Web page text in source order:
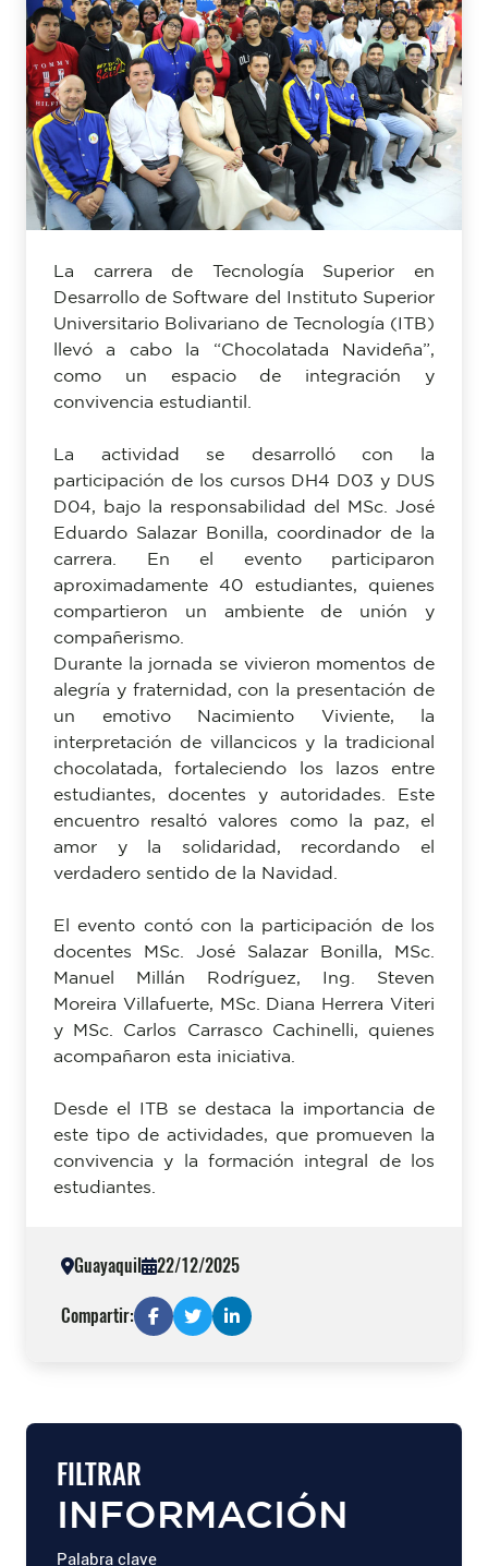
FILTRAR
INFORMACIÓN
Palabra clave
Previous Next
La carrera de Tecnología Superior en
Desarrollo de Software del Instituto Superior
Universitario Bolivariano de Tecnología (ITB)
llevó a cabo la “Chocolatada Navideña”,
como un espacio de integración y
convivencia estudiantil.
La actividad se desarrolló con la
participación de los cursos DH4 D03 y DUS
D04, bajo la responsabilidad del MSc. José
Eduardo Salazar Bonilla, coordinador de la
carrera. En el evento participaron
aproximadamente 40 estudiantes, quienes
compartieron un ambiente de unión y
compañerismo.
Durante la jornada se vivieron momentos de
alegría y fraternidad, con la presentación de
un emotivo Nacimiento Viviente, la
interpretación de villancicos y la tradicional
chocolatada, fortaleciendo los lazos entre
estudiantes, docentes y autoridades. Este
encuentro resaltó valores como la paz, el
amor y la solidaridad, recordando el
verdadero sentido de la Navidad.
El evento contó con la participación de los
docentes MSc. José Salazar Bonilla, MSc.
Manuel Millán Rodríguez, Ing. Steven
Moreira Villafuerte, MSc. Diana Herrera Viteri
y MSc. Carlos Carrasco Cachinelli, quienes
acompañaron esta iniciativa.
Desde el ITB se destaca la importancia de
este tipo de actividades, que promueven la
convivencia y la formación integral de los
estudiantes.
Guayaquil 22/12/2025
Compartir: